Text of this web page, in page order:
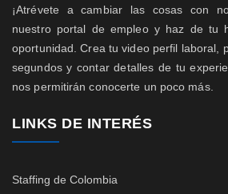
¡Atrévete a cambiar las cosas con
nuestro portal de empleo y haz de tu
oportunidad. Crea tu video perfil laboral,
segundos y contar detalles de tu
nos permitirán conocerte un poco más.
LINKS DE INTERÉS
Staffing de Colombia